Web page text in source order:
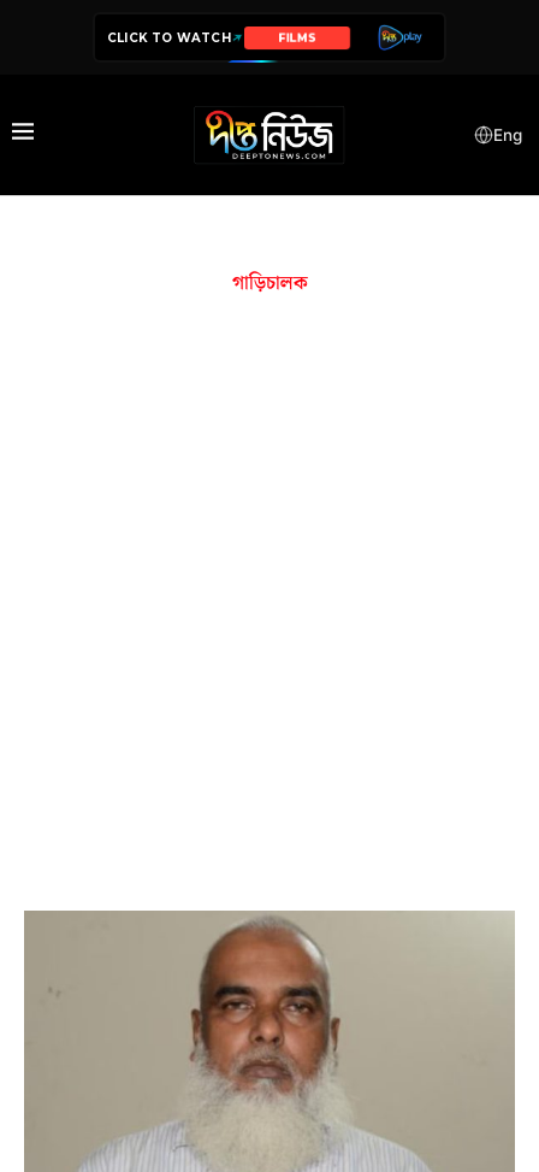
CLICK TO WATCH FILMS
Eng
গাড়িচালক